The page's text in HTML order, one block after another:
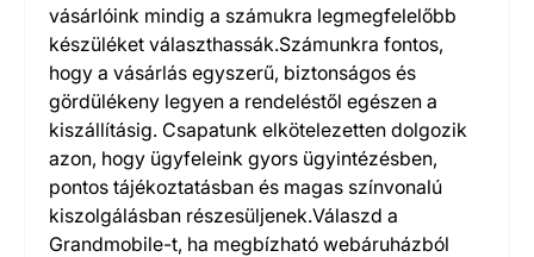
vásárlóink mindig a számukra legmegfelelőbb
készüléket választhassák.Számunkra fontos,
hogy a vásárlás egyszerű, biztonságos és
gördülékeny legyen a rendeléstől egészen a
kiszállításig. Csapatunk elkötelezetten dolgozik
azon, hogy ügyfeleink gyors ügyintézésben,
pontos tájékoztatásban és magas színvonalú
kiszolgálásban részesüljenek.Válaszd a
Grandmobile-t, ha megbízható webáruházból